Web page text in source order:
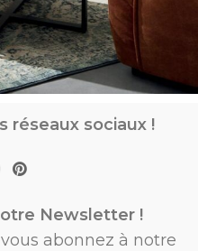
réseaux sociaux !
Newsletter !
abonnez à notre